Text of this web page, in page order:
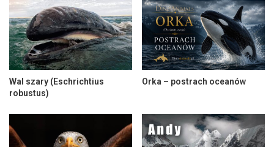
Wal szary (Eschrichtius
robustus)
Orka – postrach oceanów